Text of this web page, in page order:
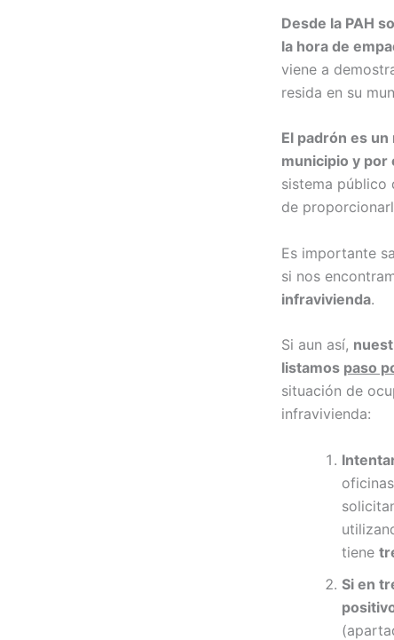
Desde la PAH
la hora de
viene a
resida en su
El padrón es
municipio y por
sistema público
de
Es importante
si nos
infravivienda.
Si aun así,
listamos paso
situación de
infravivienda:
tiene
Si en